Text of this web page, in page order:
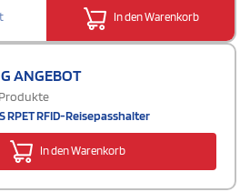
In den Warenkorb
ANGEBOT
RPET RFID-Reisepasshalter
In den Warenkorb